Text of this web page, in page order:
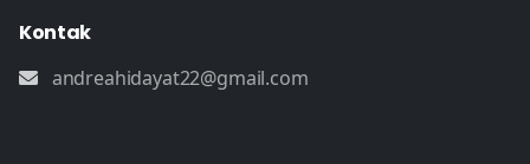
Kontak
andreahidayat22@gmail.com